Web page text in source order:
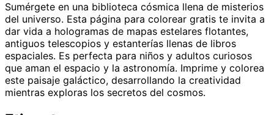
Sumérgete en una biblioteca cósmica llena de misterios
del universo. Esta página para colorear gratis te invita a
dar vida a hologramas de mapas estelares flotantes,
antiguos telescopios y estanterías llenas de libros
espaciales. Es perfecta para niños y adultos curiosos
que aman el espacio y la astronomía. Imprime y colorea
este paisaje galáctico, desarrollando la creatividad
mientras exploras los secretos del cosmos.